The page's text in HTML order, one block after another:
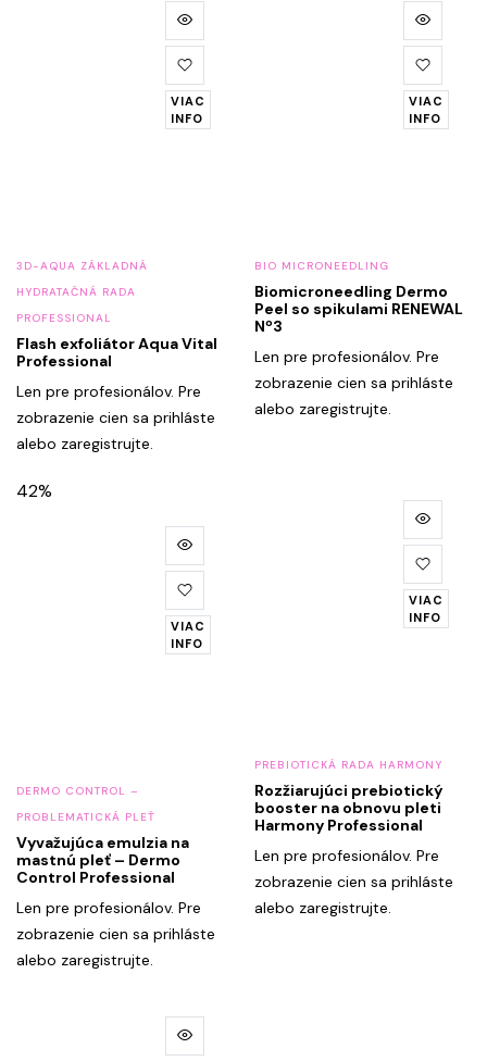
VIAC
INFO
3D-AQUA ZÁKLADNÁ
HYDRATAČNÁ RADA
PROFESSIONAL
Flash exfoliátor Aqua Vital
Professional
Len pre profesionálov. Pre
zobrazenie cien sa prihláste
alebo zaregistrujte.
VIAC
INFO
BIO MICRONEEDLING
Biomicroneedling Dermo
Peel so spikulami RENEWAL
Nº3
Len pre profesionálov. Pre
zobrazenie cien sa prihláste
alebo zaregistrujte.
42%
VIAC
INFO
DERMO CONTROL –
PROBLEMATICKÁ PLEŤ
Vyvažujúca emulzia na
mastnú pleť – Dermo
Control Professional
Len pre profesionálov. Pre
zobrazenie cien sa prihláste
alebo zaregistrujte.
VIAC
INFO
PREBIOTICKÁ RADA HARMONY
Rozžiarujúci prebiotický
booster na obnovu pleti
Harmony Professional
Len pre profesionálov. Pre
zobrazenie cien sa prihláste
alebo zaregistrujte.